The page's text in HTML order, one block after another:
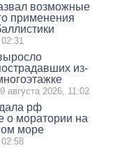
возможные
применения
из-
9 августа 2026, 11:02
рф
о моратории на
море